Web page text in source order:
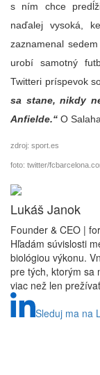
s ním chce
naďalej vysoká,
zaznamenal
urobí samotný
Twitteri príspevok
sa stane, nikdy
Anfielde.“ O
zdroj: sport.es
foto: twitter/
Lukáš Janok
Founder & CEO |
Hľadám súvislosti
biológiou výkonu.
pre tých, ktorým sa
viac než len
Sleduj ma na